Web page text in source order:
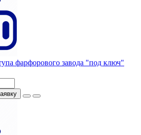
фарфорового завода "под ключ"